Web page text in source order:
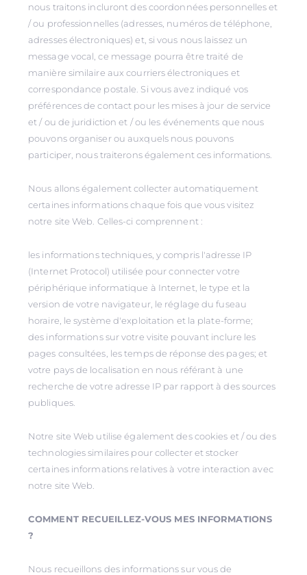
nous traitons incluront des coordonnées personnelles et
/ ou professionnelles (adresses, numéros de téléphone,
adresses électroniques) et, si vous nous laissez un
message vocal, ce message pourra être traité de
manière similaire aux courriers électroniques et
correspondance postale. Si vous avez indiqué vos
préférences de contact pour les mises à jour de service
et / ou de juridiction et / ou les événements que nous
pouvons organiser ou auxquels nous pouvons
participer, nous traiterons également ces informations.
Nous allons également collecter automatiquement
certaines informations chaque fois que vous visitez
notre site Web. Celles-ci comprennent :
les informations techniques, y compris l'adresse IP
(Internet Protocol) utilisée pour connecter votre
périphérique informatique à Internet, le type et la
version de votre navigateur, le réglage du fuseau
horaire, le système d'exploitation et la plate-forme;
des informations sur votre visite pouvant inclure les
pages consultées, les temps de réponse des pages; et
votre pays de localisation en nous référant à une
recherche de votre adresse IP par rapport à des sources
publiques.
Notre site Web utilise également des cookies et / ou des
technologies similaires pour collecter et stocker
certaines informations relatives à votre interaction avec
notre site Web.
COMMENT RECUEILLEZ-VOUS MES INFORMATIONS
?
Nous recueillons des informations sur vous de